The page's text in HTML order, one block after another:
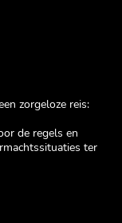
zorgeloze reis:
de regels en
ter